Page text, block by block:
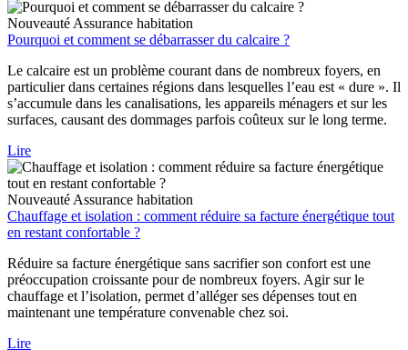
Nouveauté Assurance habitation
Pourquoi et comment se débarrasser du calcaire ?
Le calcaire est un problème courant dans de nombreux foyers, en
particulier dans certaines régions dans lesquelles l’eau est « dure ». Il
s’accumule dans les canalisations, les appareils ménagers et sur les
surfaces, causant des dommages parfois coûteux sur le long terme.
Lire
Nouveauté Assurance habitation
Chauffage et isolation : comment réduire sa facture énergétique tout
en restant confortable ?
Réduire sa facture énergétique sans sacrifier son confort est une
préoccupation croissante pour de nombreux foyers. Agir sur le
chauffage et l’isolation, permet d’alléger ses dépenses tout en
maintenant une température convenable chez soi.
Lire